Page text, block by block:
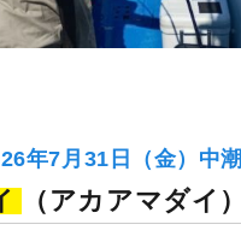
年7月31日（金）中潮
（アカアマダイ）